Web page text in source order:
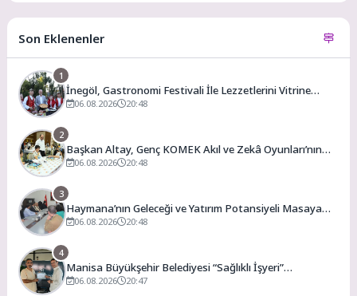
Son Eklenenler
1
İnegöl, Gastronomi Festivali İle Lezzetlerini Vitrine
Çıkarıyor
06.08.2026 20:48
2
Başkan Altay, Genç KOMEK Akıl ve Zekâ Oyunları’nın
Final Turunda Öğrencilerin Heyecanını Paylaştı
06.08.2026 20:48
3
Haymana’nın Geleceği ve Yatırım Potansiyeli Masaya
Yatırıldı
06.08.2026 20:48
4
Manisa Büyükşehir Belediyesi “Sağlıklı İşyeri”
Sertifikasını Aldı
06.08.2026 20:47